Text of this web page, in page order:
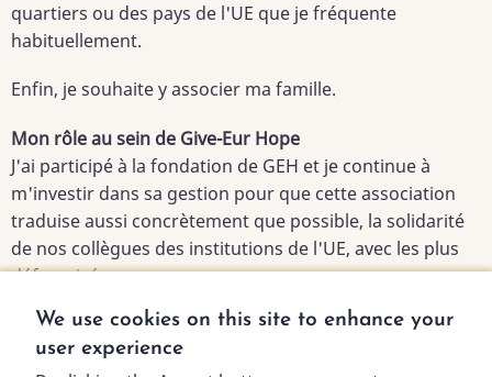
quartiers ou des pays de l'UE que je fréquente
habituellement.
Enfin, je souhaite y associer ma famille.
Mon rôle au sein de Give-Eur Hope
J'ai participé à la fondation de GEH et je continue à
m'investir dans sa gestion pour que cette association
traduise aussi concrètement que possible, la solidarité
de nos collègues des institutions de l'UE, avec les plus
défavorisés.
We use cookies on this site to enhance your
user experience